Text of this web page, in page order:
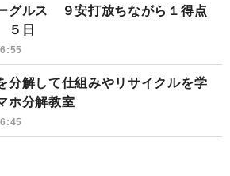
グルス ９安打放ちながら１得点
５日
分解して仕組みやリサイクルを学
分解教室